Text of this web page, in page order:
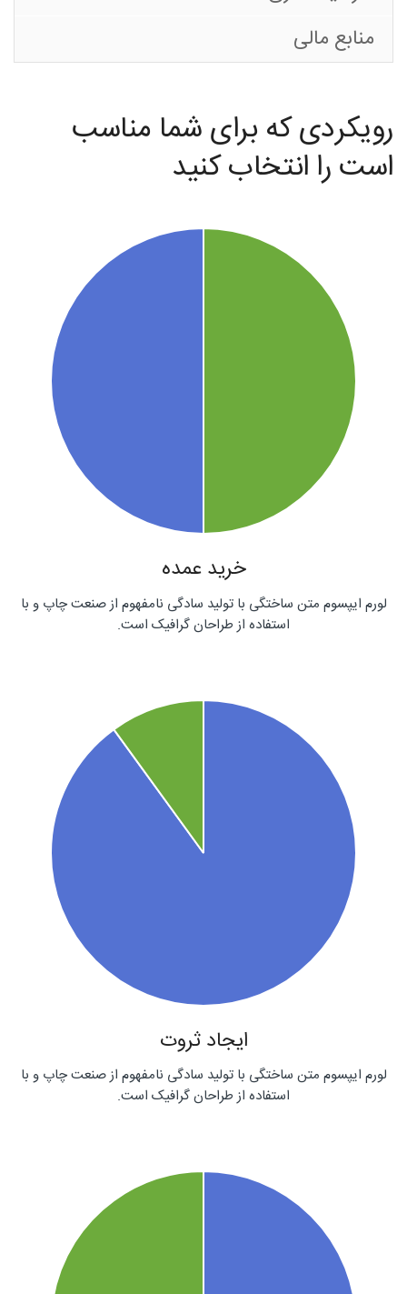
منابع مالی
رویکردی که برای شما مناسب
است را انتخاب کنید
خرید عمده
لورم ایپسوم متن ساختگی با تولید سادگی نامفهوم از صنعت چاپ و با
استفاده از طراحان گرافیک است.
ایجاد ثروت
لورم ایپسوم متن ساختگی با تولید سادگی نامفهوم از صنعت چاپ و با
استفاده از طراحان گرافیک است.